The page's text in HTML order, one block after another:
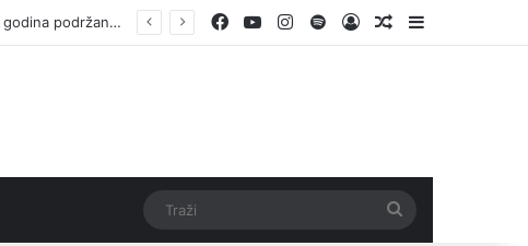
Otvorene prijave za Bingo Festival Fits: Odaberite outfit s omiljenim influencerom i zablistajte na Crvenom tepihu Sarajevo Film Festivala Facebook
YouTubeInstagram
SpotifyLog InRandom Article
Sidebar